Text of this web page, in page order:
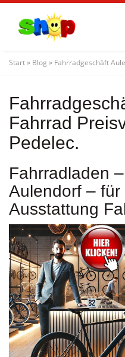
content
Start» Blog » Fahrradgeschäft
Fahrrad
Pedelec.
Fahrradladen
Aulendorf – für
Ausstattung